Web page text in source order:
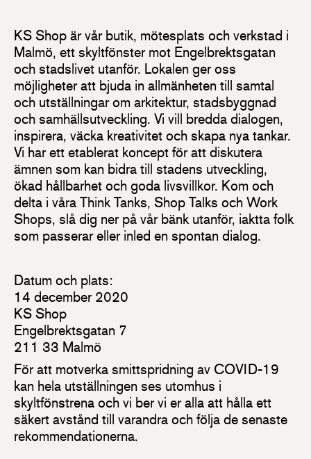
KS Shop är vår butik, mötesplats och verkstad i
Malmö, ett skyltfönster mot Engelbrektsgatan
och stadslivet utanför. Lokalen ger oss
möjligheter att bjuda in allmänheten till samtal
och utställningar om arkitektur, stadsbyggnad
och samhällsutveckling. Vi vill bredda dialogen,
inspirera, väcka kreativitet och skapa nya tankar.
Vi har ett etablerat koncept för att diskutera
ämnen som kan bidra till stadens utveckling,
ökad hållbarhet och goda livsvillkor. Kom och
delta i våra Think Tanks, Shop Talks och Work
Shops, slå dig ner på vår bänk utanför, iaktta folk
som passerar eller inled en spontan dialog.
Datum och plats:
14 december 2020
KS Shop
Engelbrektsgatan 7
211 33 Malmö
För att motverka smittspridning av COVID-19
kan hela utställningen ses utomhus i
skyltfönstrena och vi ber vi er alla att hålla ett
säkert avstånd till varandra och följa de senaste
rekommendationerna.